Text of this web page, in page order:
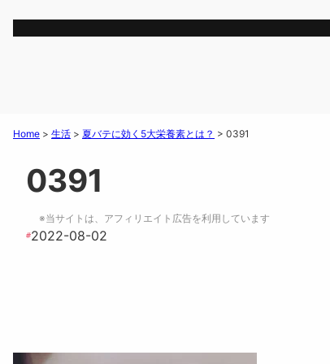
Home > 生活 > 夏バテに効く5大栄養素とは？ > 0391
0391
※当サイトは、アフィリエイト広告を利用しています
#2022-08-02